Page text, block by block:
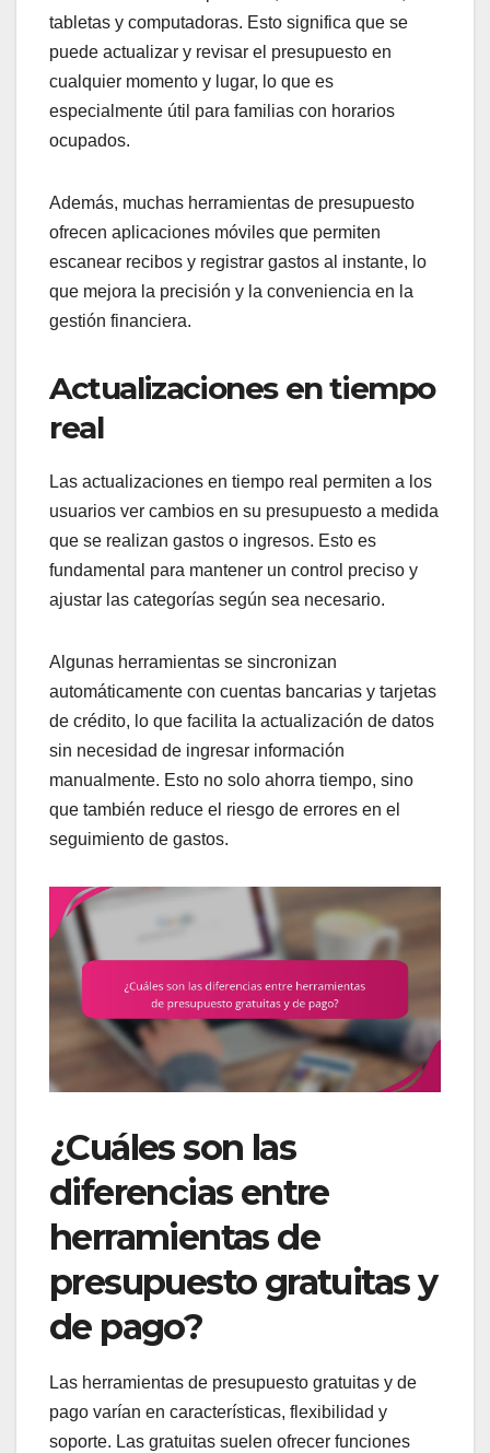
tabletas y computadoras. Esto significa que se
puede actualizar y revisar el presupuesto en
cualquier momento y lugar, lo que es
especialmente útil para familias con horarios
ocupados.
Además, muchas herramientas de presupuesto
ofrecen aplicaciones móviles que permiten
escanear recibos y registrar gastos al instante, lo
que mejora la precisión y la conveniencia en la
gestión financiera.
Actualizaciones en tiempo
real
Las actualizaciones en tiempo real permiten a los
usuarios ver cambios en su presupuesto a medida
que se realizan gastos o ingresos. Esto es
fundamental para mantener un control preciso y
ajustar las categorías según sea necesario.
Algunas herramientas se sincronizan
automáticamente con cuentas bancarias y tarjetas
de crédito, lo que facilita la actualización de datos
sin necesidad de ingresar información
manualmente. Esto no solo ahorra tiempo, sino
que también reduce el riesgo de errores en el
seguimiento de gastos.
¿Cuáles son las
diferencias entre
herramientas de
presupuesto gratuitas y
de pago?
Las herramientas de presupuesto gratuitas y de
pago varían en características, flexibilidad y
soporte. Las gratuitas suelen ofrecer funciones